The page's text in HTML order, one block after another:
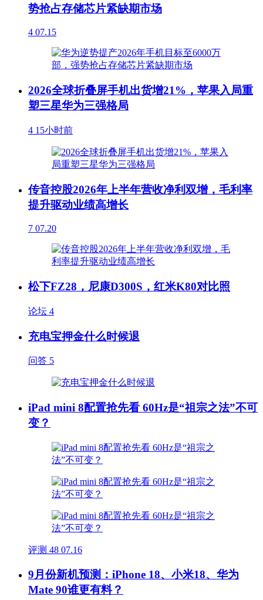
势抢占存储芯片紧缺期市场
4 07.15
2026全球折叠屏手机出货增21%，苹果入局重
塑三星华为三强格局
4 15小时前
传音控股2026年上半年营收净利双增，毛利率
提升驱动业绩高增长
7 07.20
松下FZ28，尼康D300S，红米K80对比照
论坛 4
充电宝押金什么时候退
问答 5
iPad mini 8配置抢先看 60Hz是“祖宗之法”不可
变？
评测 48 07.16
9月份新机预测：iPhone 18、小米18、华为
Mate 90谁更有料？